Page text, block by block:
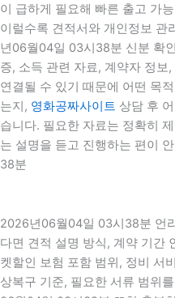
이 급하게 필요해 빠른 출고 가
이럴수록 견적서와 개인정보 관
년06월04일 03시38분 신분 확
증, 소득 관련 자료, 계약자 정
연결될 수 있기 때문에 어떤 목
는지, 영화공짜사이트 상담 후
습니다. 필요한 자료는 정확히
는 설명을 듣고 진행하는 편이
38분
2026년06월04일 03시38분 언
다면 견적 설명 방식, 계약 기간
켓할인 보험 포함 범위, 정비 서
상복구 기준, 필요한 서류 범위